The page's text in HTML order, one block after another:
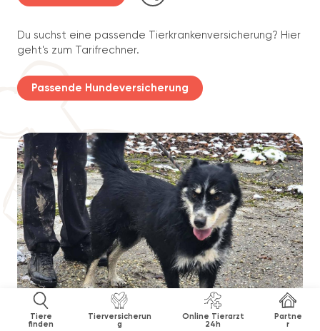
Tiere
finden
Tierversicherun
g
Online Tierarzt
24h
Partne
r
Du suchst eine passende Tierkrankenversicherung? Hier
geht's zum Tarifrechner.
Passende Hundeversicherung